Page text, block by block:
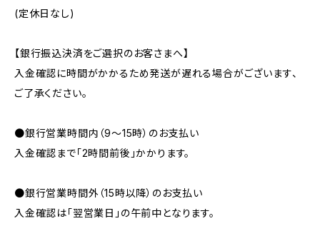
(定休日なし)
【銀行振込決済をご選択のお客さまへ】
入金確認に時間がかかるため発送が遅れる場合がございます、
ご了承ください。
●銀行営業時間内（9〜15時）のお支払い
入金確認まで「2時間前後」かかります。
●銀行営業時間外（15時以降）のお支払い
入金確認は「翌営業日」の午前中となります。